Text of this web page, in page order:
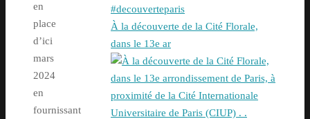
en
place
d’ici
mars
2024
en
fournissant
À la découverte de la Cité Florale,
dans le 13e ar